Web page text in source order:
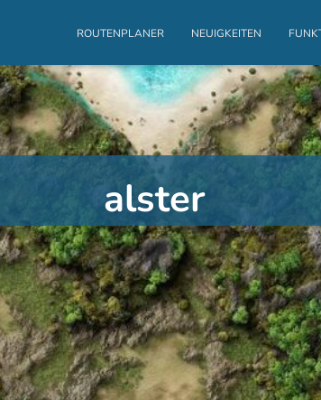
ROUTENPLANER NEUIGKEITEN
alster